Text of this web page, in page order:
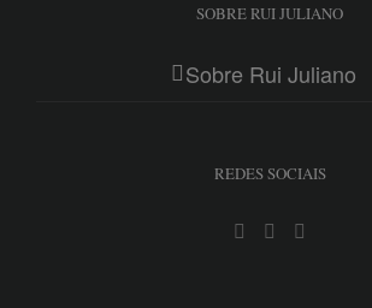
SOBRE RUI JULIANO
Sobre Rui Juliano
REDES SOCIAIS